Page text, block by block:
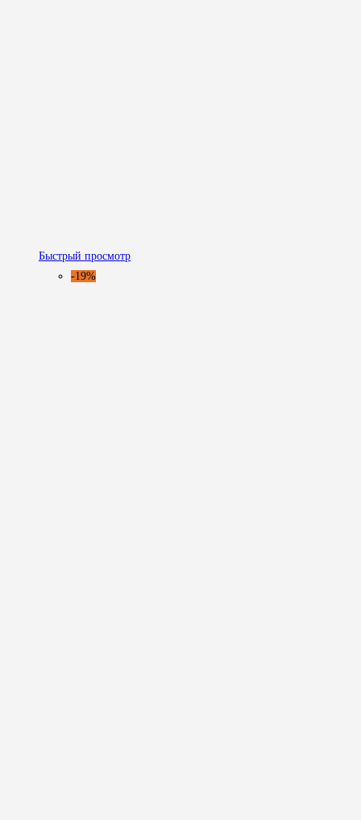
Быстрый просмотр
-19%